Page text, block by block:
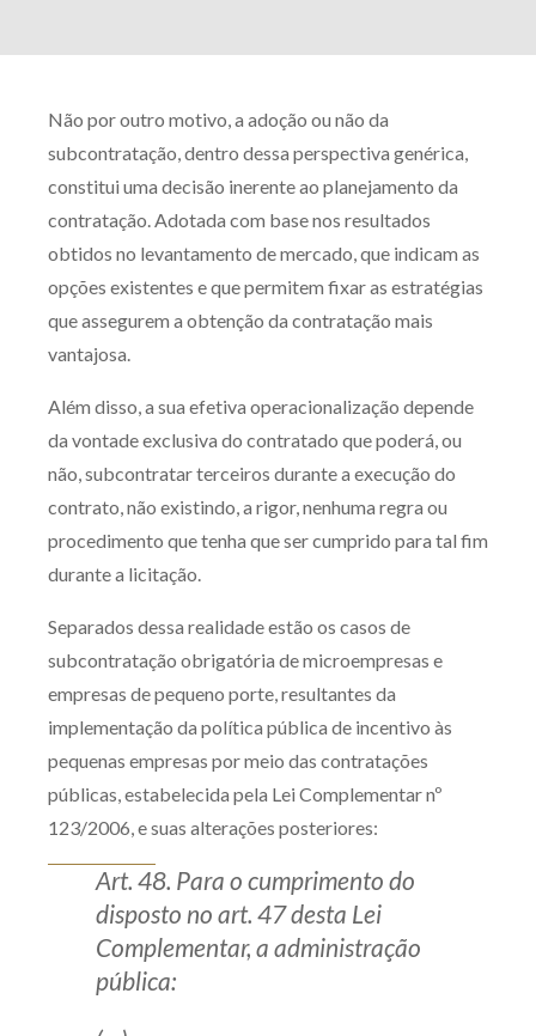
Não por outro motivo, a adoção ou não da
subcontratação, dentro dessa perspectiva genérica,
constitui uma decisão inerente ao planejamento da
contratação. Adotada com base nos resultados
obtidos no levantamento de mercado, que indicam as
opções existentes e que permitem fixar as estratégias
que assegurem a obtenção da contratação mais
vantajosa.
Além disso, a sua efetiva operacionalização depende
da vontade exclusiva do contratado que poderá, ou
não, subcontratar terceiros durante a execução do
contrato, não existindo, a rigor, nenhuma regra ou
procedimento que tenha que ser cumprido para tal fim
durante a licitação.
Separados dessa realidade estão os casos de
subcontratação obrigatória de microempresas e
empresas de pequeno porte, resultantes da
implementação da política pública de incentivo às
pequenas empresas por meio das contratações
públicas, estabelecida pela Lei Complementar nº
123/2006, e suas alterações posteriores:
Art. 48. Para o cumprimento do
disposto no art. 47 desta Lei
Complementar, a administração
pública: